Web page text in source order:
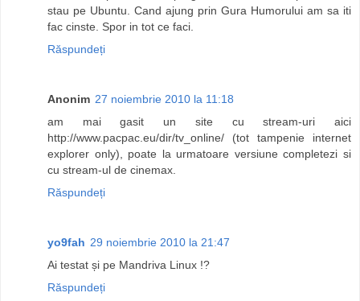
stau pe Ubuntu. Cand ajung prin Gura Humorului am sa iti
fac cinste. Spor in tot ce faci.
Răspundeți
Anonim 27 noiembrie 2010 la 11:18
am mai gasit un site cu stream-uri aici
http://www.pacpac.eu/dir/tv_online/ (tot tampenie internet
explorer only), poate la urmatoare versiune completezi si
cu stream-ul de cinemax.
Răspundeți
yo9fah 29 noiembrie 2010 la 21:47
Ai testat și pe Mandriva Linux !?
Răspundeți